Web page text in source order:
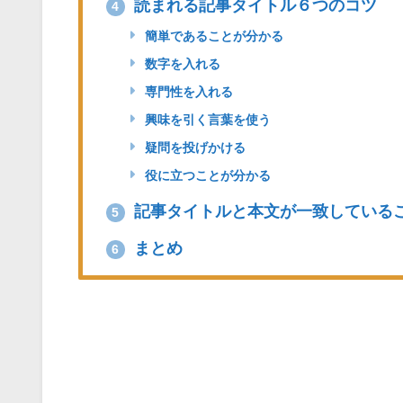
4 読まれる記事タイトル６つのコツ
簡単であることが分かる
数字を入れる
専門性を入れる
興味を引く言葉を使う
疑問を投げかける
役に立つことが分かる
5 記事タイトルと本文が一致している
6 まとめ